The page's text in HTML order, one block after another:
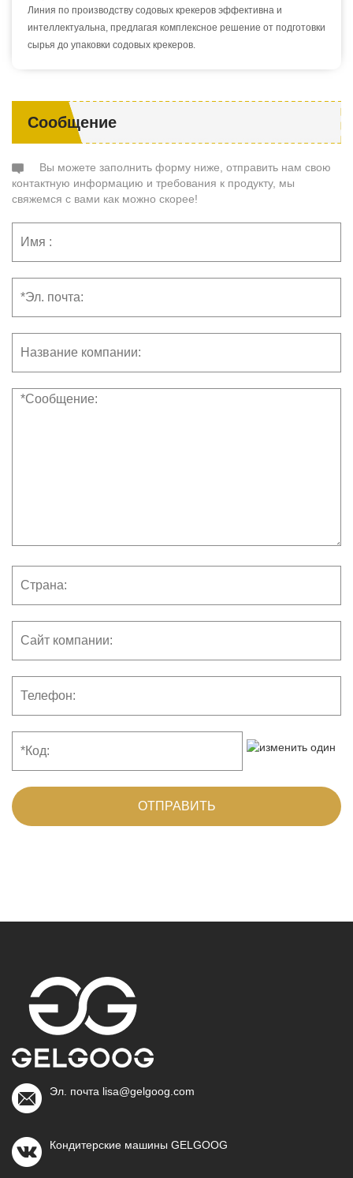
Линия по производству содовых крекеров эффективна и
интеллектуальна, предлагая комплексное решение от подготовки
сырья до упаковки содовых крекеров.
Сообщение
Вы можете заполнить форму ниже, отправить нам свою
контактную информацию и требования к продукту, мы
свяжемся с вами как можно скорее!
ОТПРАВИТЬ
Эл. почта lisa@gelgoog.com
Кондитерские машины GELGOOG